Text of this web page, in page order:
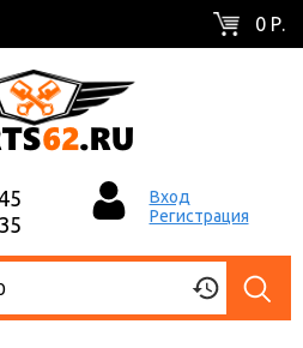
0 Р.
Вход
Регистрация